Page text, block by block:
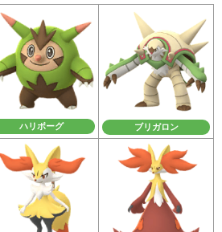
ハリボーグ ブリガロン